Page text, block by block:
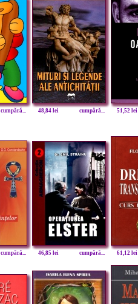
cumpără... 48,84 lei cumpără... 51,52 lei
cumpără... 46,85 lei cumpără... 61,12 lei